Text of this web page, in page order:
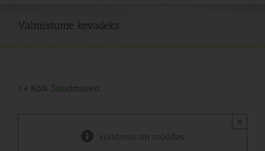
Valmistume kevadeks
« Kõik Sündmused
sündmus on möödas
×